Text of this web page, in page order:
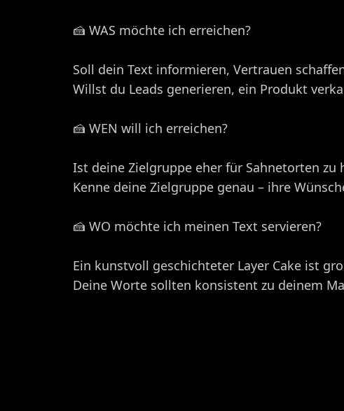
🍰 WAS möchte ich erreichen?
Soll dein Text informieren, Vertrauen
Willst du Leads generieren, ein Produkt
🍰 WEN will ich erreichen?
Ist deine Zielgruppe eher für Sahnetorten
Kenne deine Zielgruppe genau – ihre
🍰 WO möchte ich meinen Text servieren?
Ein kunstvoll geschichteter Layer Cake ist
Deine Worte sollten konsistent zu deinem